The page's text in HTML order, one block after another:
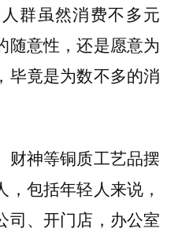
群虽然消费不多元
随意性，还是愿意为
毕竟是为数不多的消
财神等铜质工艺品摆
包括年轻人来说，
司、开门店，办公室